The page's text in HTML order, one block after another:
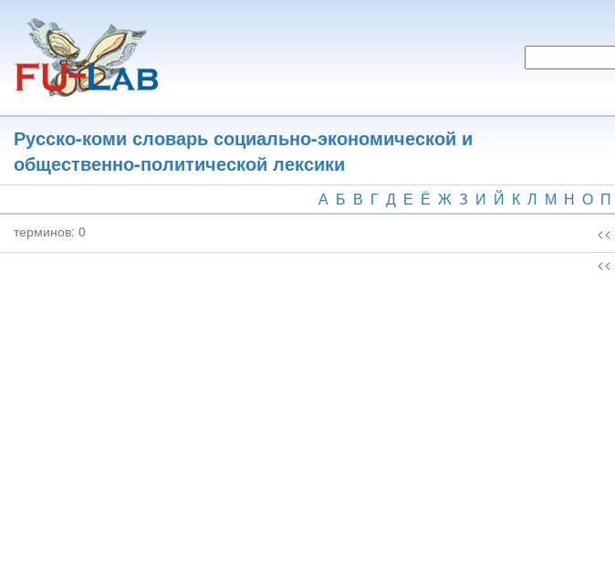
основному
содержанию
Русско-коми словарь социально-экономической и
общественно-политической лексики
А Б В Г Д Е Ё Ж З И Й К Л М Н О П
терминов: 0 <<
<<